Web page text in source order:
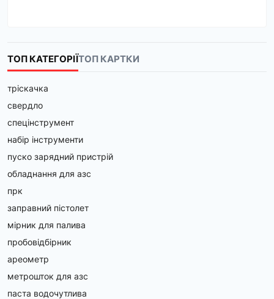
ТОП КАТЕГОРІЇТОП КАРТКИ
тріскачка
свердло
спецінструмент
набір інструменти
пуско зарядний пристрій
обладнання для азс
прк
заправний пістолет
мірник для палива
пробовідбірник
ареометр
метрошток для азс
паста водочутлива